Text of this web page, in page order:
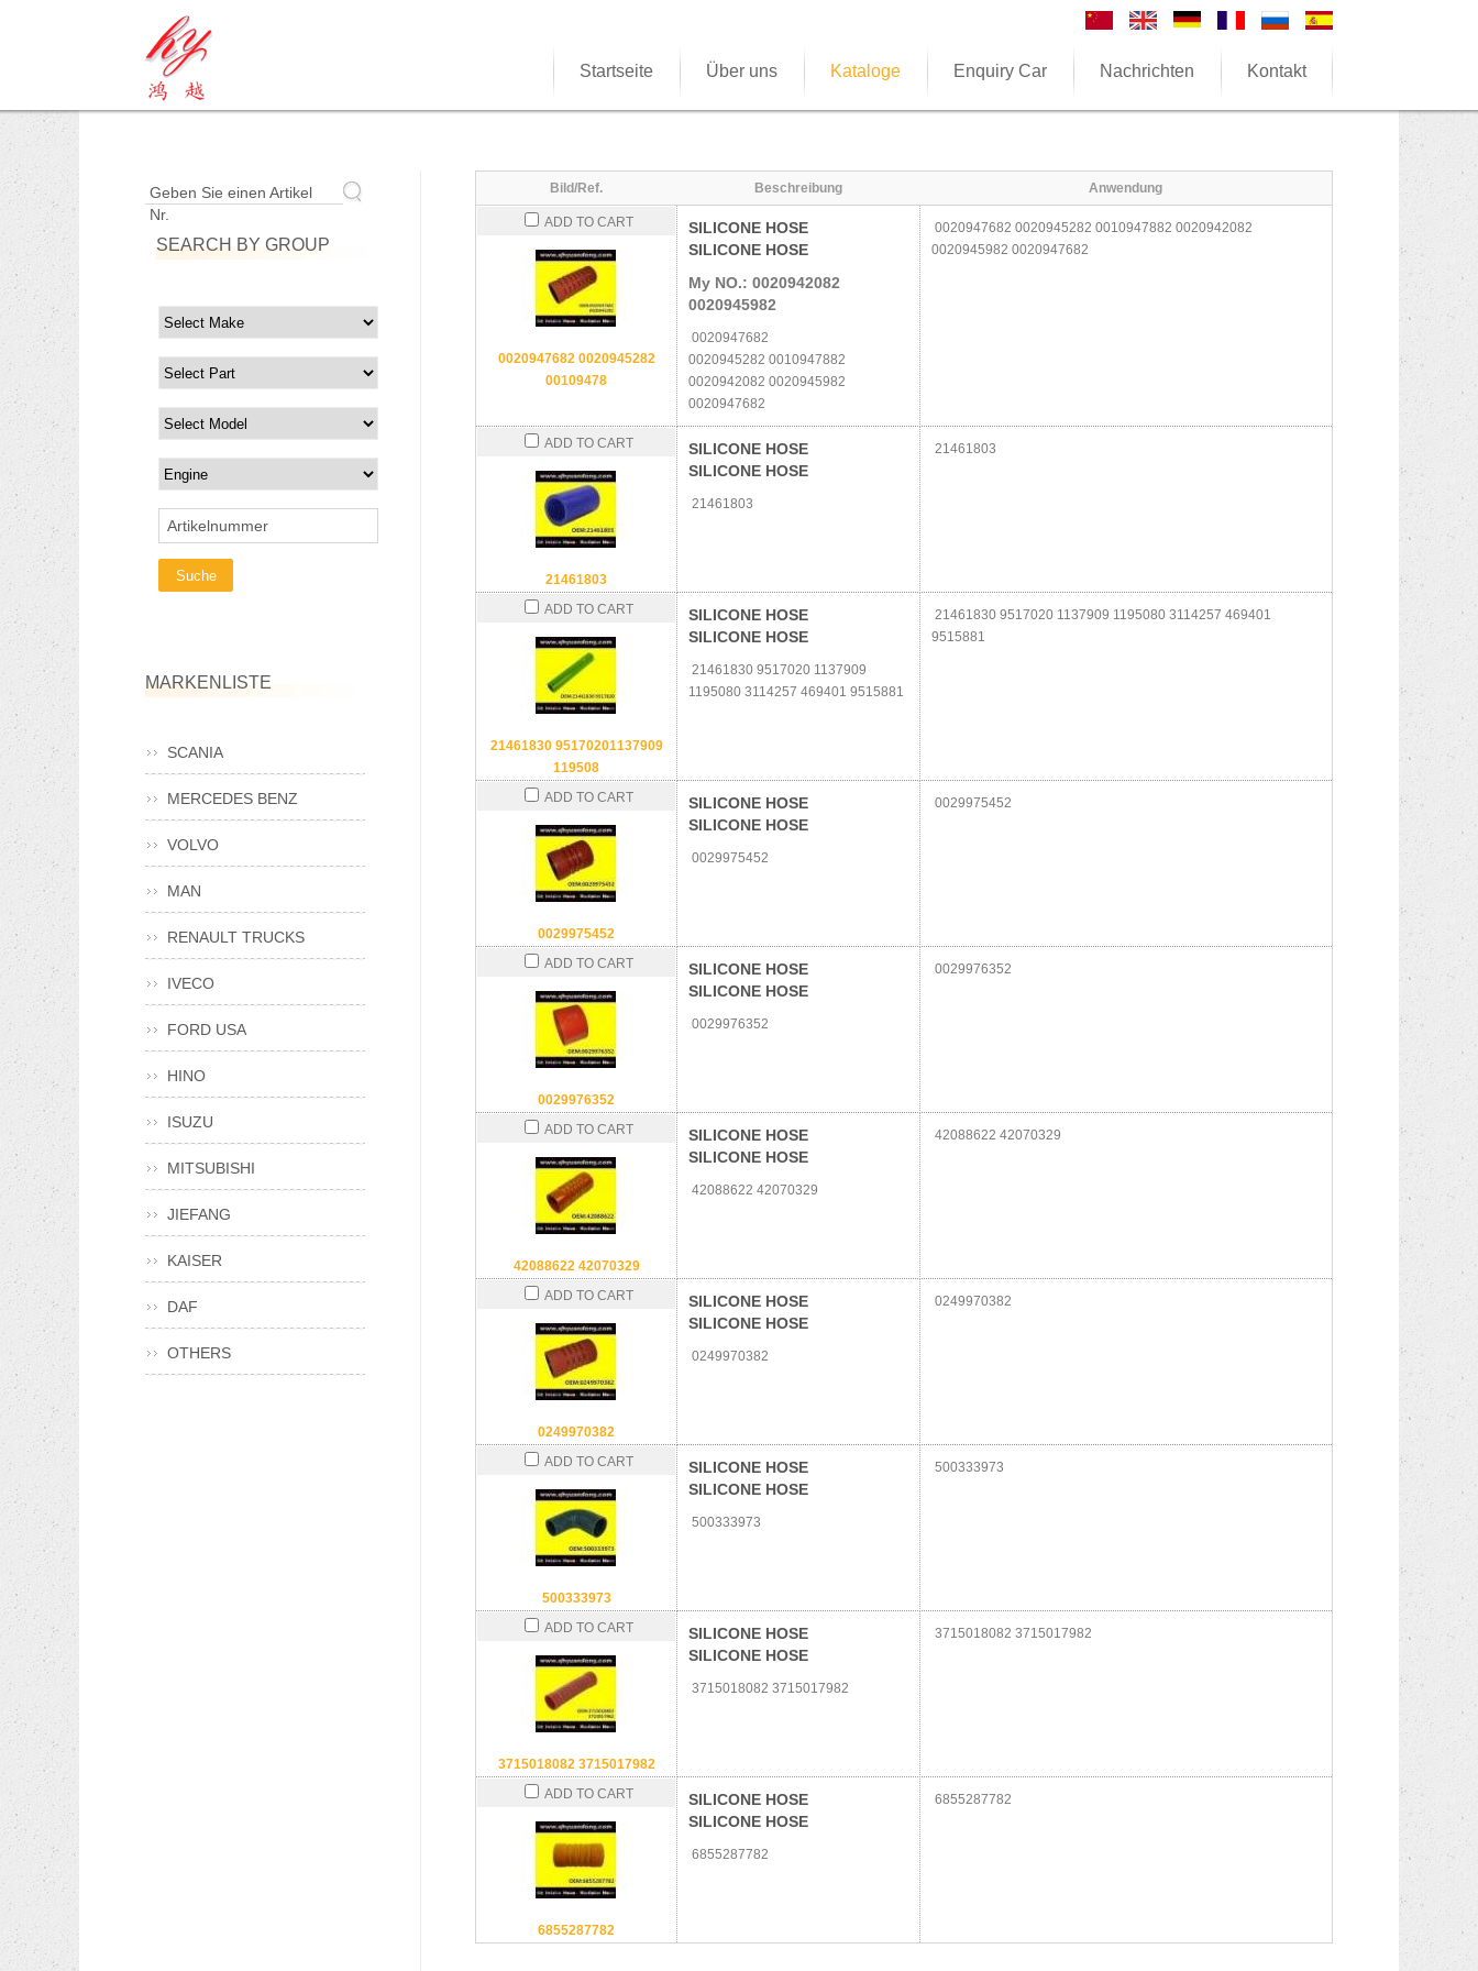
Startseite Über uns Kataloge Enquiry Car Nachrichten Kontakt
Bild/Ref. Beschreibung Anwendung
ADD TO CART
0020947682 0020945282
00109478
SILICONE HOSE
SILICONE HOSE
My NO.: 0020942082
0020945982
0020947682
0020945282 0010947882
0020942082 0020945982
0020947682
0020947682 0020945282 0010947882 0020942082
0020945982 0020947682
ADD TO CART
21461803
SILICONE HOSE
SILICONE HOSE
21461803
21461803
ADD TO CART
21461830 95170201137909
119508
SILICONE HOSE
SILICONE HOSE
21461830 9517020 1137909
1195080 3114257 469401 9515881
21461830 9517020 1137909 1195080 3114257 469401
9515881
ADD TO CART
0029975452
SILICONE HOSE
SILICONE HOSE
0029975452
0029975452
ADD TO CART
0029976352
SILICONE HOSE
SILICONE HOSE
0029976352
0029976352
ADD TO CART
42088622 42070329
SILICONE HOSE
SILICONE HOSE
42088622 42070329
42088622 42070329
ADD TO CART
0249970382
SILICONE HOSE
SILICONE HOSE
0249970382
0249970382
ADD TO CART
500333973
SILICONE HOSE
SILICONE HOSE
500333973
500333973
ADD TO CART
3715018082 3715017982
SILICONE HOSE
SILICONE HOSE
3715018082 3715017982
3715018082 3715017982
ADD TO CART
6855287782
SILICONE HOSE
SILICONE HOSE
6855287782
6855287782
Geben Sie einen Artikel
Nr.
SEARCH BY GROUP
Artikelnummer
MARKENLISTE
SCANIA
MERCEDES BENZ
VOLVO
MAN
RENAULT TRUCKS
IVECO
FORD USA
HINO
ISUZU
MITSUBISHI
JIEFANG
KAISER
DAF
OTHERS